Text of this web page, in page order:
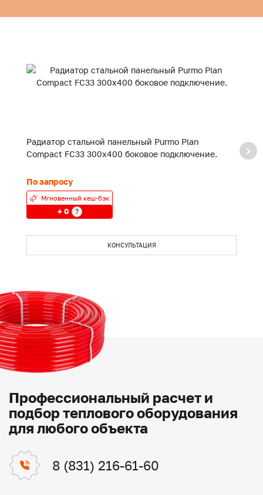
Радиатор стальной панельный Purmo Plan
Compact FC33 300x400 боковое подключение.
По запросу
Мгновенный кеш-бэк
+ 0 ?
КОНСУЛЬТАЦИЯ
Профессиональный расчет и
подбор теплового оборудования
для любого объекта
8 (831) 216-61-60